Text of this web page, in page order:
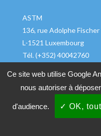
ASTM
136, rue Adolphe Fischer
L-1521 Luxembourg
Tél. (+352) 40042760
Copyrights 2018 All Rights
Ce site web utilise Google
nous autoriser à
d'audience. ✓ OK,